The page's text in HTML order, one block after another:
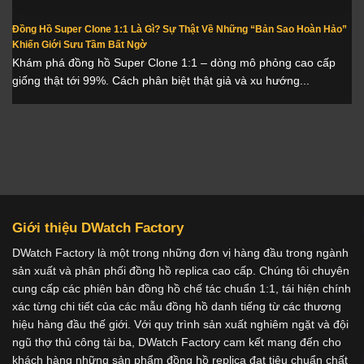
Đồng Hồ Super Clone 1:1 Là Gì? Sự Thật Về Những “Bản Sao Hoàn Hảo”
Khiến Giới Sưu Tầm Bất Ngờ
Khám phá đồng hồ Super Clone 1:1 – dòng mô phỏng cao cấp
giống thật tới 99%. Cách phân biệt thật giả và xu hướng...
Giới thiệu DWatch Factory
DWatch Factory là một trong những đơn vị hàng đầu trong ngành
sản xuất và phân phối đồng hồ replica cao cấp. Chúng tôi chuyên
cung cấp các phiên bản đồng hồ chế tác chuẩn 1:1, tái hiện chính
xác từng chi tiết của các mẫu đồng hồ danh tiếng từ các thương
hiệu hàng đầu thế giới. Với quy trình sản xuất nghiêm ngặt và đội
ngũ thợ thủ công tài ba, DWatch Factory cam kết mang đến cho
khách hàng những sản phẩm đồng hồ replica đạt tiêu chuẩn chất